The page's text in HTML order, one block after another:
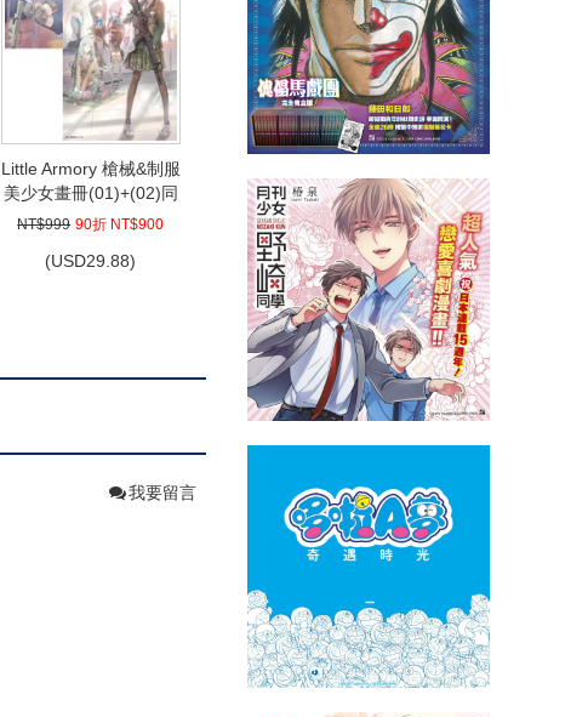
Little Armory 槍械&制服
美少女畫冊(01)+(02)同
捆版
NT$999 90折 NT$900
(USD29.88)
我要留言